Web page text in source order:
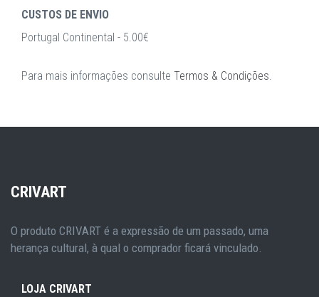
CUSTOS DE ENVIO
Portugal Continental - 5.00€
Para mais informações consulte Termos & Condições.
CRIVART
O produto CRIVART é a expressão de um passado, uma
herança cultural, à qual o comprador ficará vinculado.
LOJA CRIVART